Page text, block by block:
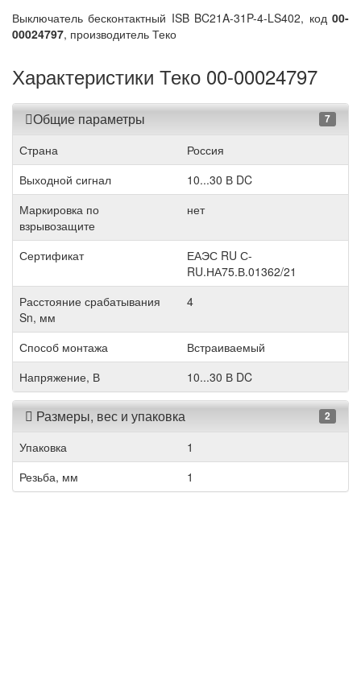
Выключатель бесконтактный ISB BC21A-31P-4-LS402, код 00-
00024797, производитель Теко
Характеристики Теко 00-00024797
Общие параметры 7
Страна
Россия
Выходной сигнал
10...30 В DC
Маркировка по
взрывозащите
нет
Сертификат
ЕАЭС RU С-
RU.НА75.В.01362/21
Расстояние срабатывания
Sn, мм
4
Способ монтажа
Встраиваемый
Напряжение, В
10...30 В DC
Размеры, вес и упаковка 2
Упаковка
1
Резьба, мм
1